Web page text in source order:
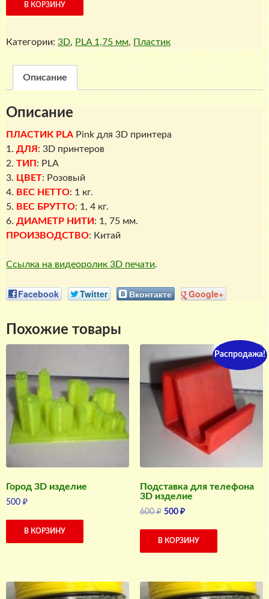
товара
ПЛАСТИК
PLA
Pink
В КОРЗИНУ
Категории: 3D, PLA 1,75 мм, Пластик
Описание
Описание
ПЛАСТИК PLA Pink для 3D принтера
1. ДЛЯ : 3D принтеров
2. ТИП : PLA
3. ЦВЕТ: Розовый
4. ВЕС НЕТТО: 1 кг.
5. ВЕС БРУТТО: 1, 4 кг.
6. ДИАМЕТР НИТИ : 1, 75 мм.
ПРОИЗВОДСТВО: Китай
Ссылка на видеоролик 3D печати.
Facebook Twitter Вконтакте Google+
Похожие товары
Город 3D изделие
500₽
В КОРЗИНУ
Распродажа!
Подставка для телефона
3D изделие
600₽ Первоначальная
цена
составляла
500₽Текущая
цена:
500 ₽.
В КОРЗИНУ